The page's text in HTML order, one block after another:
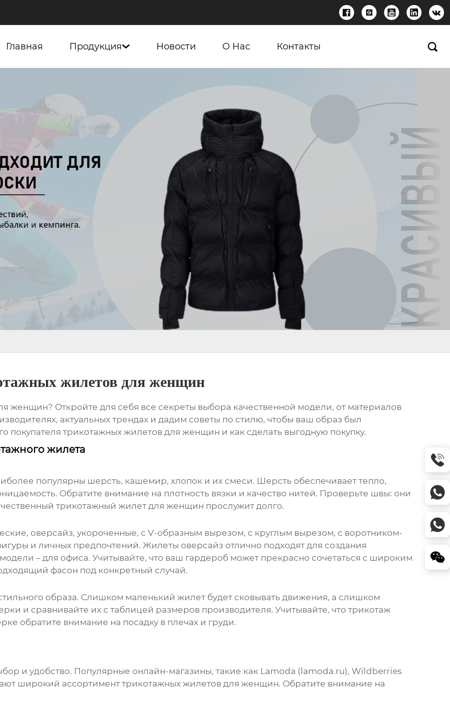
    
Главная Продукция Новости О Нас Контакты 
жилетов для женщин
женщин? Откройте для себя все секреты выбора качественной модели, от материалов
актуальных трендах и дадим советы по стилю, чтобы ваш образ был
покупателя трикотажных жилетов для женщин и как сделать выгодную покупку.
жилета
популярны шерсть, кашемир, хлопок и их смеси. Шерсть обеспечивает тепло,
Обратите внимание на плотность вязки и качество нитей. Проверьте швы: они
трикотажный жилет для женщин прослужит долго.
оверсайз, укороченные, с V-образным вырезом, с круглым вырезом, с воротником-
и личных предпочтений. Жилеты оверсайз отлично подходят для создания
– для офиса. Учитывайте, что ваш гардероб может прекрасно сочетаться с широким
фасон под конкретный случай.
образа. Слишком маленький жилет будет сковывать движения, а слишком
и сравнивайте их с таблицей размеров производителя. Учитывайте, что трикотаж
обратите внимание на посадку в плечах и груди.
и удобство. Популярные онлайн-магазины, такие как Lamoda ( lamoda.ru), Wildberries
широкий ассортименттрикотажных жилетов для женщин. Обратите внимание на